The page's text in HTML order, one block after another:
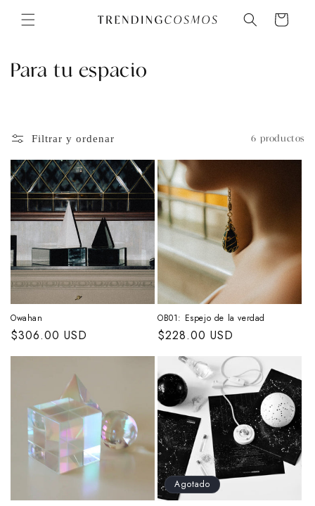
directamente
al contenido
Carrito
C
c
c
i
ó
n
:
Para tu espacio
Filtrar y ordenar 6 productos
Owahan
Precio
habitual
$306.00 USD
OB01: Espejo de la verdad
Precio
habitual
$228.00 USD
Agotado